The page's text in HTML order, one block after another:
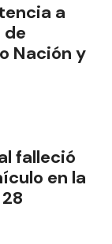
a
Nación y
falleció
en la